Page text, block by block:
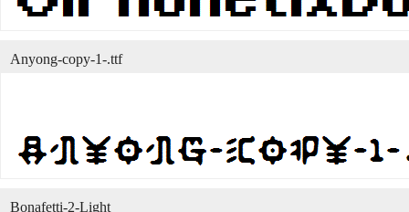
Anyong-copy-1-.ttf
Bonafetti-2-Light